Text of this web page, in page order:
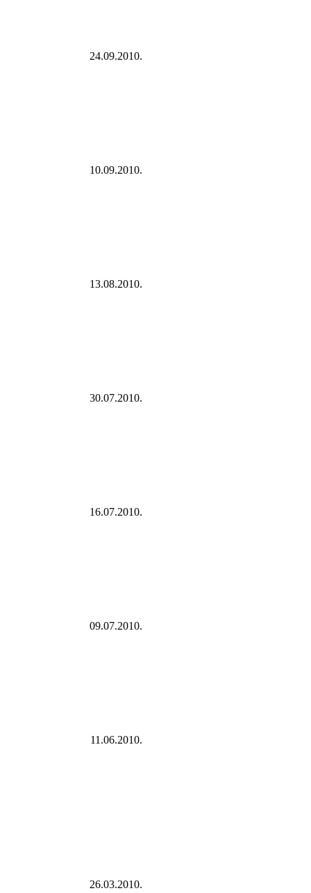
24.09.2010.
10.09.2010.
13.08.2010.
30.07.2010.
16.07.2010.
09.07.2010.
11.06.2010.
26.03.2010.